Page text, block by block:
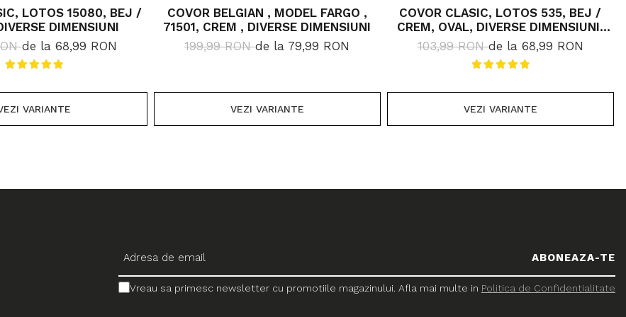
LOTOS 15080, BEJ /
DIMENSIUNI
de la 68,99 RON
VARIANTE
COVOR BELGIAN , MODEL FARGO ,
71501, CREM , DIVERSE DIMENSIUNI
199,99 RONde la 79,99 RON
VEZI VARIANTE
COVOR CLASIC, LOTOS 535, BEJ /
CREM, OVAL, DIVERSE DIMENSIUNI,
1800 GR/MP
103,99 RONde la 68,99 RON
VEZI VARIANTE
Vreau sa primesc newsletter cu promotiile magazinului. Afla mai multe in Politica de Confidentialitate